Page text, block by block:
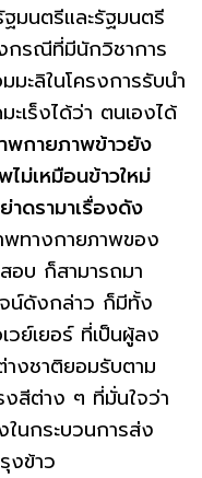
มนตรีและรัฐมนตรี
กรณีที่มีนักวิชาการ
ะลิในโครงการรับนำ
ะเร็งได้ว่า ตนเองได้
พกายภาพข้าวยัง
ม่เหมือนข้าวใหม่
าดรามาเรื่องดัง
พทางกายภาพของ
อบ ก็สามารถมา
น์ดังกล่าว ก็มีทั้ง
ย์เยอร์ ที่เป็นผู้ลง
างชาติยอมรับตาม
สีต่าง ๆ ที่มั่นใจว่า
นกระบวนการส่ง
งข้าว